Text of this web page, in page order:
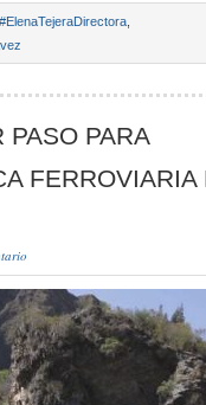
#ElenaTejeraDirectora
PARA
FERROVIARIA